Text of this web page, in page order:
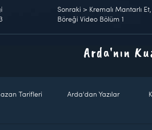
Sonraki > Kremalı Mantarlı
Böreği Video Bölüm 1
Arda'nın
Tarifleri Arda'dan Yazılar